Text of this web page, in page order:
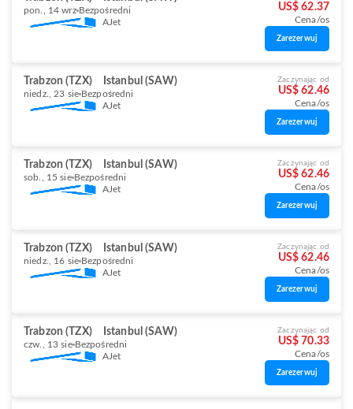
pon., 14 wrz Bezpośredni
AJet
US$ 62.37
Cena/os
Zarezerwuj
Trabzon (TZX) Istanbul (SAW)
niedz., 23 sie Bezpośredni
AJet
Zaczynając od
US$ 62.46
Cena/os
Zarezerwuj
Trabzon (TZX) Istanbul (SAW)
sob., 15 sie Bezpośredni
AJet
Zaczynając od
US$ 62.46
Cena/os
Zarezerwuj
Trabzon (TZX) Istanbul (SAW)
niedz., 16 sie Bezpośredni
AJet
Zaczynając od
US$ 62.46
Cena/os
Zarezerwuj
Trabzon (TZX) Istanbul (SAW)
czw., 13 sie Bezpośredni
AJet
Zaczynając od
US$ 70.33
Cena/os
Zarezerwuj